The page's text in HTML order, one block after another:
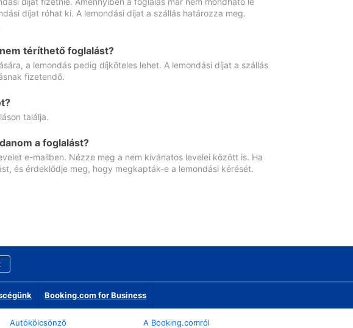
díjat róhat ki. A lemondási díjat a szállás határozza meg.
téríthető foglalást?
a lemondás pedig díjköteles lehet. A lemondási díjat a szállás
fizetendő.
találja.
a foglalást?
e-mailben. Nézze meg a nem kívánatos levelei között is. Ha
és érdeklődje meg, hogy megkapták-e a lemondási kérését.
Booking.com for Business
Autókölcsönző
A Booking.comról